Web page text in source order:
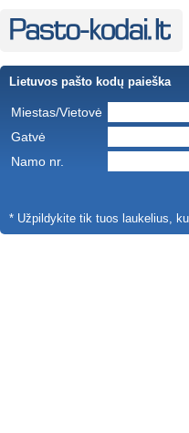
Lietuvos pašto kodų paieška
Miestas/Vietovė
Gatvė
Namo nr.
* Užpildykite tik tuos laukelius,